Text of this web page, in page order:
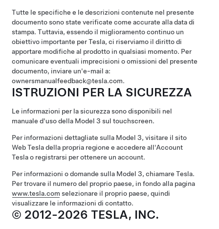
Tutte le specifiche e le descrizioni contenute nel presente
documento sono state verificate come accurate alla data di
stampa. Tuttavia, essendo il miglioramento continuo un
obiettivo importante per Tesla, ci riserviamo il diritto di
apportare modifiche al prodotto in qualsiasi momento. Per
comunicare eventuali imprecisioni o omissioni del presente
documento, inviare un'e-mail a:
ownersmanualfeedback@tesla.com.
ISTRUZIONI PER LA SICUREZZA
Le informazioni per la sicurezza sono disponibili nel
manuale d'uso della Model 3 sul touchscreen.
Per informazioni dettagliate sulla Model 3, visitare il sito
Web Tesla della propria regione e accedere all'Account
Tesla o registrarsi per ottenere un account.
Per informazioni o domande sulla Model 3, chiamare Tesla.
Per trovare il numero del proprio paese, in fondo alla pagina
www.tesla.com selezionare il proprio paese, quindi
visualizzare le informazioni di contatto.
© 2012-2026 TESLA, INC.